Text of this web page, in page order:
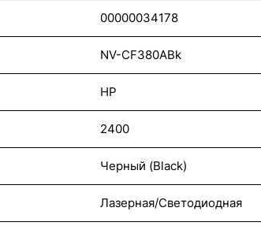
00000034178
NV-CF380ABk
HP
2400
Черный (Black)
Лазерная/Светодиодная